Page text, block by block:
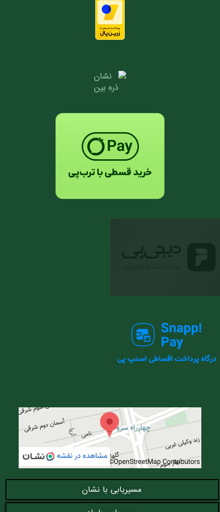
مسیریابی با نشان